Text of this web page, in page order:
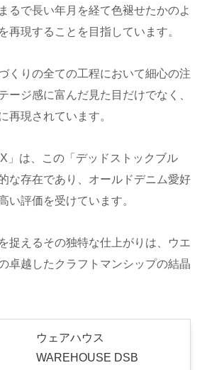
るで長い年月を経て色褪せたかのよ
再現することを目指しています。
くりの全ての工程において細心の注
ージ感に富んだ見た目だけでなく、
再現されています。
」は、この「デッドストックブル
な存在であり、オールドデニム愛好
い評価を受けています。
捉えるその独特な仕上がりは、ウエ
卓越したクラフトマンシップの結晶
ウェアハウス
WAREHOUSE DSB